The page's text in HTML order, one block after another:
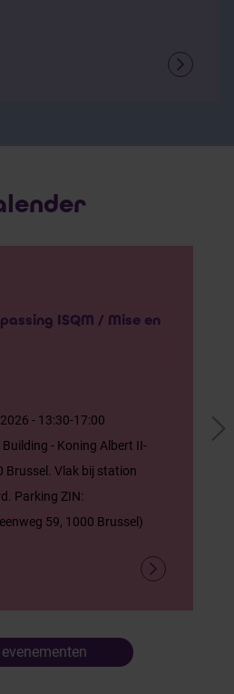
ISQM / Mise en
- 13:30-17:00
Building - Koning Albert II-
Brussel. Vlak bij station
Parking ZIN:
59, 1000 Brussel)